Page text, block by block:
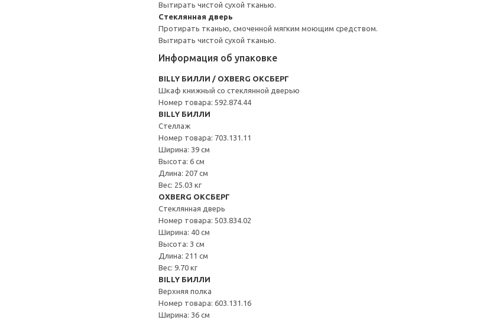
Вытирать чистой сухой тканью.
Стеклянная дверь
Протирать тканью, смоченной мягким моющим средством.
Вытирать чистой сухой тканью.
Информация об упаковке
BILLY БИЛЛИ / OXBERG ОКСБЕРГ
Шкаф книжный со стеклянной дверью
Номер товара: 592.874.44
BILLY БИЛЛИ
Стеллаж
Номер товара: 703.131.11
Ширина: 39 см
Высота: 6 см
Длина: 207 см
Вес: 25.03 кг
OXBERG ОКСБЕРГ
Стеклянная дверь
Номер товара: 503.834.02
Ширина: 40 см
Высота: 3 см
Длина: 211 см
Вес: 9.70 кг
BILLY БИЛЛИ
Верхняя полка
Номер товара: 603.131.16
Ширина: 36 см